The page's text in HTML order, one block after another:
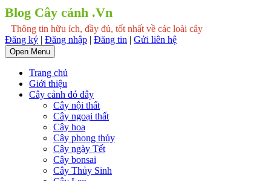
Blog Cây cảnh .Vn
Thông tin hữu ích, đầy đủ, tốt nhất về các loài cây
Đăng ký | Đăng nhập | Đăng tin | Gửi liên hệ
Open Menu
Trang chủ
Giới thiệu
Cây cảnh đó đây
Cây nội thất
Cây ngoại thất
Cây hoa
Cây phong thủy
Cây ngày Tết
Cây bonsai
Cây Thủy Sinh